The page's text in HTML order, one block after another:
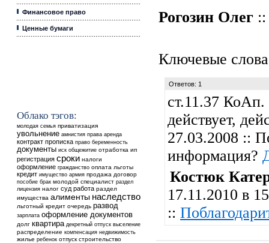
Финансовое право
Ценные бумаги
Облако тэгов:
молодая семья приватизация
увольнение амнистия права аренда
контракт прописка право беременность
документы иск общежитие отработка ип
регистрация сроки налоги
оформление гражданство оплата льготы
кредит имущество армия продажа договор
пособие брак молодой специалист раздел
лицензия налог суд работа раздел
имущества алименты наследство
льготный кредит очередь развод
зарплата оформление документов
долг квартира декретный отпуск выселение
распределение компенсация недвижимость
жилье ребенок отпуск строительство
Рогозин Олег ::
Ключевые
Ответов: 1
ст.11.37
действует,
27.03.2008 ::
информация?
Костюк
17.11.2010 в
::